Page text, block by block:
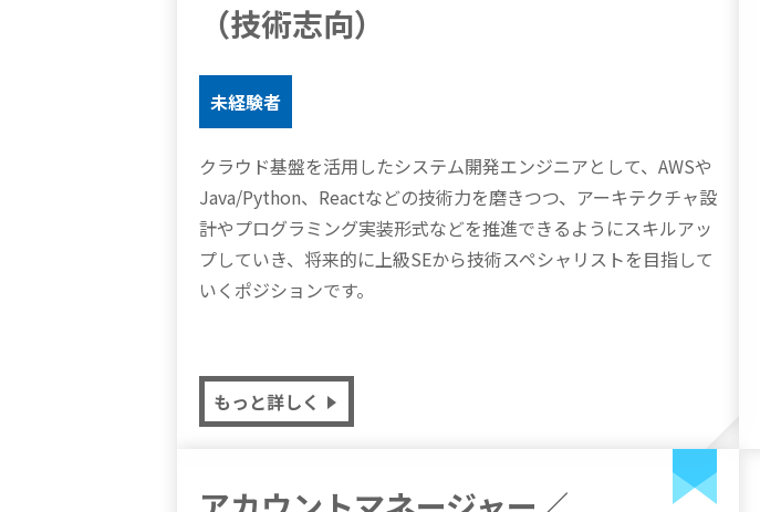
（技術志向）
未経験者
クラウド基盤を活用したシステム開発エンジニアとして、AWSや
Java/Python、Reactなどの技術力を磨きつつ、アーキテクチャ設
計やプログラミング実装形式などを推進できるようにスキルアッ
プしていき、将来的に上級SEから技術スペシャリストを目指して
いくポジションです。
もっと詳しく